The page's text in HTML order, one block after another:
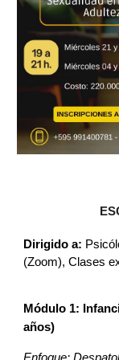
Dirigido a:
(Zoom), Clases
Módulo 1:
años)
Enfoque: